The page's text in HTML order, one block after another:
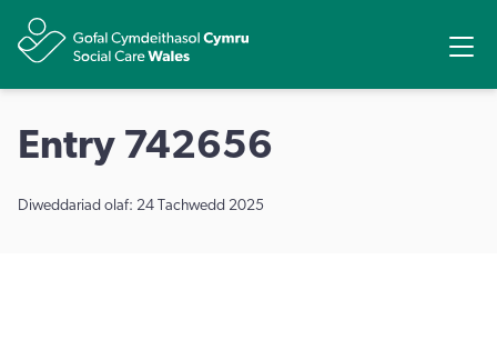
Entry 742656
Diweddariad olaf: 24 Tachwedd 2025